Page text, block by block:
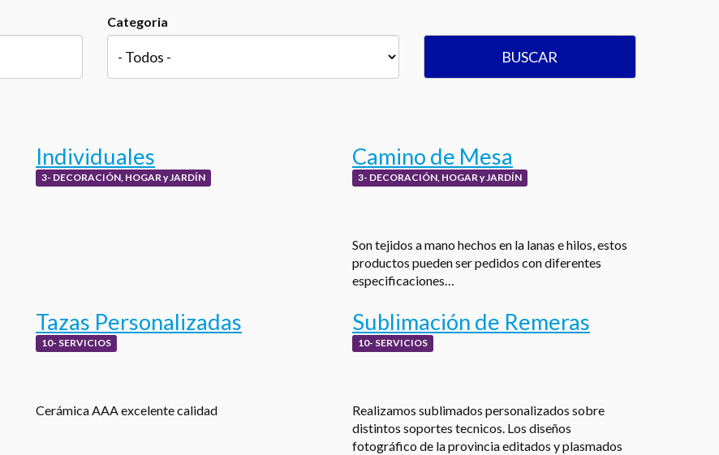
Categoria
BUSCAR
Individuales
3- DECORACIÓN, HOGAR y JARDÍN
Camino de Mesa
3- DECORACIÓN, HOGAR y JARDÍN
Son tejidos a mano hechos en la lanas e hilos, estos
productos pueden ser pedidos con diferentes
especificaciones…
Tazas Personalizadas
10- SERVICIOS
Cerámica AAA excelente calidad
Sublimación de Remeras
10- SERVICIOS
Realizamos sublimados personalizados sobre
distintos soportes tecnicos. Los diseños
fotográfico de la provincia editados y plasmados